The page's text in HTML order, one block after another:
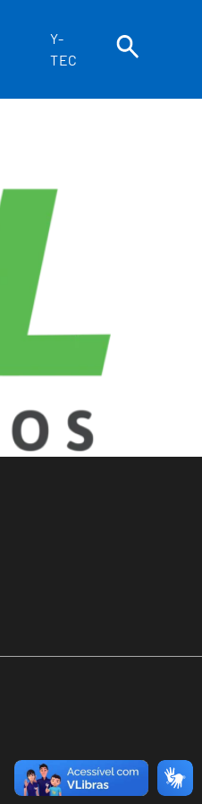
Y-
TEC